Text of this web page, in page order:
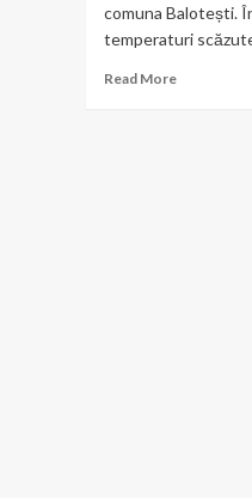
comuna Balotești.
temperaturi
Read MoreRead